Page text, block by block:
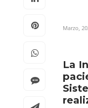
Marzo,
La